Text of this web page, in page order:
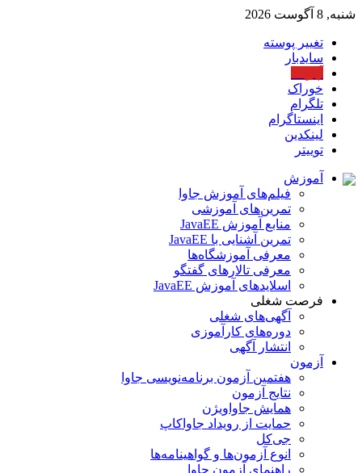
شنبه, 8 آگوست 2026
تغییر پوسته
سایدبار
خوراک
تلگرام
اینستاگرام
لینکدین
توییتر
آموزش
فیلم‌های آموزش جاوا
تمرین‌های آموزشی
منابع آموزش JavaEE
تمرین آشنایی با JavaEE
معرفی آموزشگاه‌ها
معرفی تالارهای گفتگو
اسلایدهای آموزش JavaEE
فرصت شغلی
آگهی‌های شغلی
دوره‌های کارآموزی
انتشار آگهی
آزمون
هفتمین آزمون برنامه‌نویسی جاوا
نتایج آزمون
همایش جاواویژن
حمایت از رویداد جاواکاپ
جی‌کل
انوع آزمون‌ها و گواهینامه‌ها
راهنمای آزمون جاوا